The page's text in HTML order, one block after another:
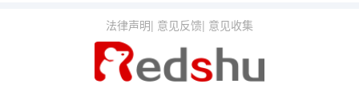
法律声明| 意见反馈| 意见收集